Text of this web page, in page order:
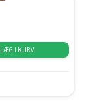
LÆG I KURV